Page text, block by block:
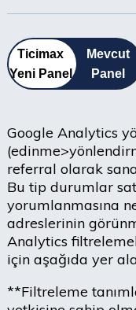
Ticimax
Yeni Panel
Mevcut
Panel
Google Analytics
referral olarak
Bu tip durumlar
yorumlanmasına
adreslerinin
Analytics
için aşağıda yer
**Filtreleme